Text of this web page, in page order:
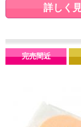
詳しく
完売間近